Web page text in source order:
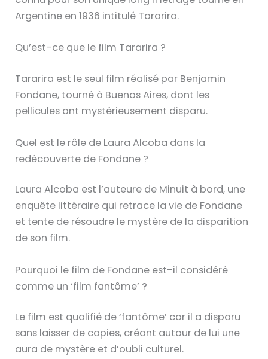
Argentine en 1936 intitulé Tararira.
Qu’est-ce que le film Tararira ?
Tararira est le seul film réalisé par Benjamin
Fondane, tourné à Buenos Aires, dont les
pellicules ont mystérieusement disparu.
Quel est le rôle de Laura Alcoba dans la
redécouverte de Fondane ?
Laura Alcoba est l’auteure de Minuit à bord, une
enquête littéraire qui retrace la vie de Fondane
et tente de résoudre le mystère de la disparition
de son film.
Pourquoi le film de Fondane est-il considéré
comme un ‘film fantôme’ ?
Le film est qualifié de ‘fantôme’ car il a disparu
sans laisser de copies, créant autour de lui une
aura de mystère et d’oubli culturel.